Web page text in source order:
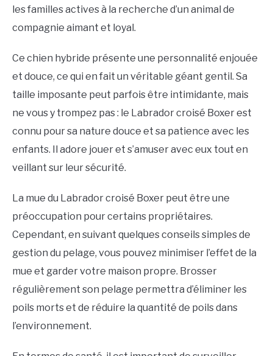
les familles actives à la recherche d’un animal de
compagnie aimant et loyal.
Ce chien hybride présente une personnalité enjouée
et douce, ce qui en fait un véritable géant gentil. Sa
taille imposante peut parfois être intimidante, mais
ne vous y trompez pas : le Labrador croisé Boxer est
connu pour sa nature douce et sa patience avec les
enfants. Il adore jouer et s’amuser avec eux tout en
veillant sur leur sécurité.
La mue du Labrador croisé Boxer peut être une
préoccupation pour certains propriétaires.
Cependant, en suivant quelques conseils simples de
gestion du pelage, vous pouvez minimiser l’effet de la
mue et garder votre maison propre. Brosser
régulièrement son pelage permettra d’éliminer les
poils morts et de réduire la quantité de poils dans
l’environnement.